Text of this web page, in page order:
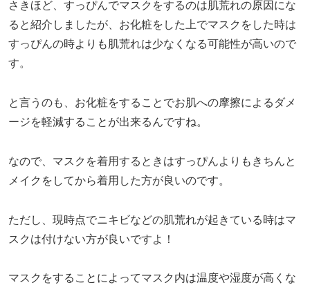
さきほど、すっぴんでマスクをするのは肌荒れの原因にな
ると紹介しましたが、お化粧をした上でマスクをした時は
すっぴんの時よりも肌荒れは少なくなる可能性が高いので
す。
と言うのも、お化粧をすることでお肌への摩擦によるダメ
ージを軽減することが出来るんですね。
なので、マスクを着用するときはすっぴんよりもきちんと
メイクをしてから着用した方が良いのです。
ただし、現時点でニキビなどの肌荒れが起きている時はマ
スクは付けない方が良いですよ！
マスクをすることによってマスク内は温度や湿度が高くな